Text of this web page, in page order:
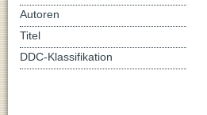
Autoren
Titel
DDC-Klassifikation